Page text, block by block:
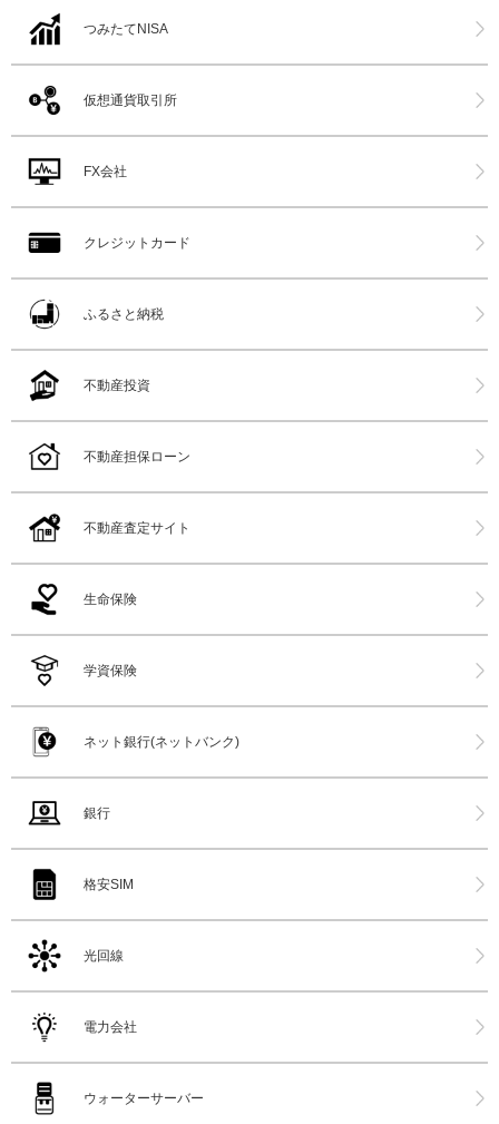
つみたてNISA
仮想通貨取引所
FX会社
クレジットカード
ふるさと納税
不動産投資
不動産担保ローン
不動産査定サイト
生命保険
学資保険
ネット銀行(ネットバンク)
銀行
格安SIM
光回線
電力会社
ウォーターサーバー